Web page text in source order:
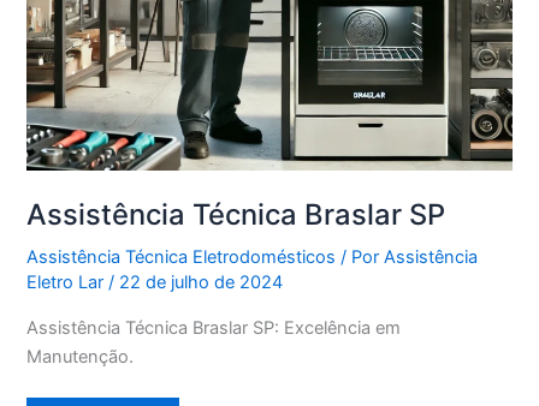
Assistência Técnica Braslar SP
Assistência Técnica Eletrodomésticos / PorAssistência
Eletro Lar/ 22 de julho de 2024
Assistência Técnica Braslar SP: Excelência em
Manutenção.